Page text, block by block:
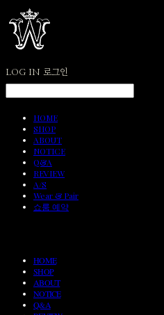
LOG IN 로그인
HOME
SHOP
ABOUT
NOTICE
Q&A
REVIEW
A/S
Wear & Pair
쇼룸 예약
HOME
SHOP
ABOUT
NOTICE
Q&A